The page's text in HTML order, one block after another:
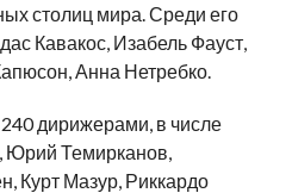
столиц мира. Среди его
Кавакос, Изабель Фауст,
Анна Нетребко.
дирижерами, в числе
Юрий Темирканов,
Курт Мазур, Риккардо